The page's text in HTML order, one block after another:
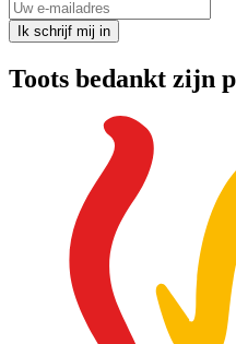
Uw e-mailadres
Ik schrijf mij in
Toots bedankt zijn